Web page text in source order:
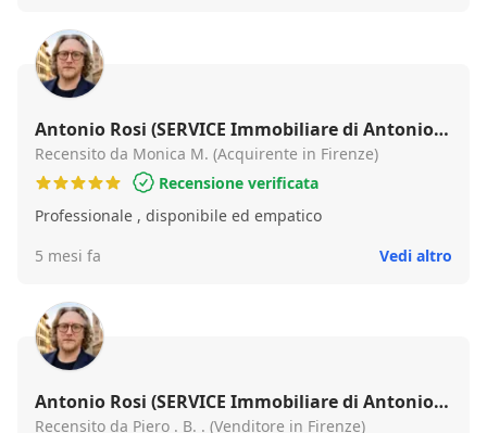
Antonio Rosi (SERVICE Immobiliare di Antonio
Rosi)
Recensito da Monica M. (Acquirente in Firenze)
Recensione verificata
Professionale , disponibile ed empatico
5 mesi fa
Vedi altro
Antonio Rosi (SERVICE Immobiliare di Antonio
Rosi)
Recensito da Piero . B. . (Venditore in Firenze)